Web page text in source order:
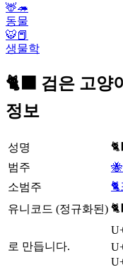
🦌🦔
동물
🐯📕
생물학
🐈‍⬛ 검은 고양
정보
성명
범주
소범주
유니코드 (정규화된)
로 만듭니다.